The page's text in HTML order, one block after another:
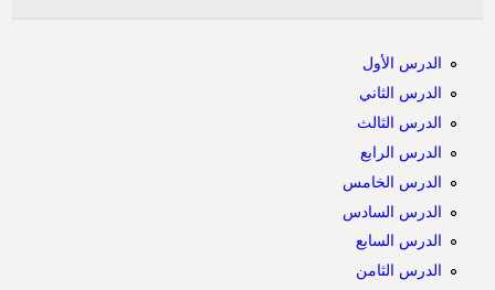
الدرس الأول
الدرس الثاني
الدرس الثالث
الدرس الرابع
الدرس الخامس
الدرس السادس
الدرس السابع
الدرس الثامن